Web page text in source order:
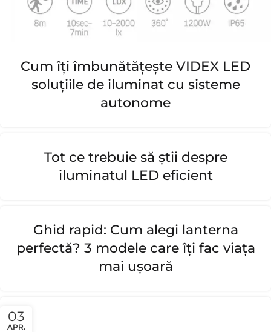
Cum îți îmbunătățește VIDEX LED
soluțiile de iluminat cu sisteme
autonome
Tot ce trebuie să știi despre
iluminatul LED eficient
Ghid rapid: Cum alegi lanterna
perfectă? 3 modele care îți fac viața
mai ușoară
03
APR.